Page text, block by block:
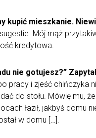
kupić mieszkanie.
Mój mąż
kredytowa.
nie gotujesz?”
pracy i zjeść chińczyka
do stołu. Mówię mu,
łaził, jakbyś domu
w domu […].